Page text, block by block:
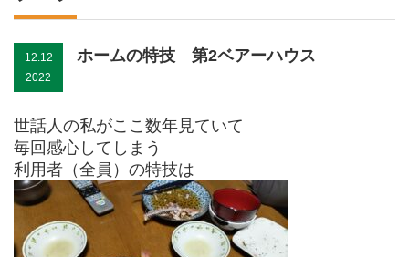
12.12
2022
ホームの特技 第2ベアーハウス
世話人の私がここ数年見ていて
毎回感心してしまう
利用者（全員）の特技は